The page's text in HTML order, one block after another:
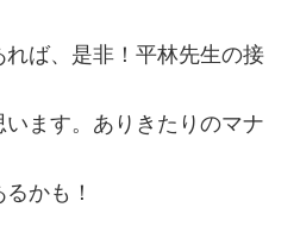
ば、是非！平林先生の接
ます。ありきたりのマナ
かも！